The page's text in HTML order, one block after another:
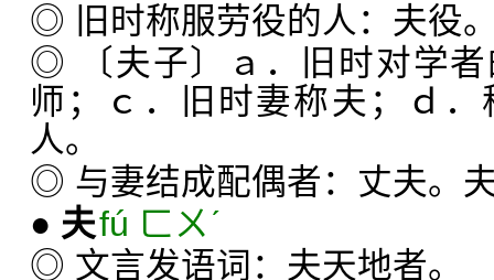
◎ 旧时称服劳役的人：夫役
◎ 〔夫子〕ａ．旧时对学
师；ｃ．旧时妻称夫；ｄ
人。
◎ 与妻结成配偶者：丈夫。
● 夫fú ㄈㄨˊ
◎ 文言发语词：夫天地者。